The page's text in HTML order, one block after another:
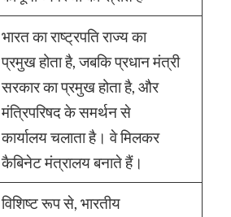
भारत का राष्ट्रपति राज्य का
प्रमुख होता है, जबकि प्रधान मंत्री
सरकार का प्रमुख होता है, और
मंत्रिपरिषद के समर्थन से
कार्यालय चलाता है। वे मिलकर
कैबिनेट मंत्रालय बनाते हैं।
विशिष्ट रूप से, भारतीय